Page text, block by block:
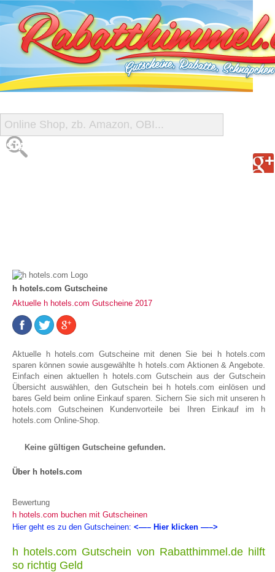
START
h hotels.com Gutscheine
Aktuelle h hotels.com Gutscheine 2017
Aktuelle h hotels.com Gutscheine mit denen Sie bei h hotels.com
sparen können sowie ausgewählte h hotels.com Aktionen & Angebote.
Einfach einen aktuellen h hotels.com Gutschein aus der Gutschein
Übersicht auswählen, den Gutschein bei h hotels.com einlösen und
bares Geld beim online Einkauf sparen. Sichern Sie sich mit unseren h
hotels.com Gutscheinen Kundenvorteile bei Ihren Einkauf im h
hotels.com Online-Shop.
Keine gültigen Gutscheine gefunden.
Über h hotels.com
Bewertung
h hotels.com buchen mit Gutscheinen
Hier geht es zu den Gutscheinen: <—– Hier klicken —–>
h hotels.com Gutschein von Rabatthimmel.de hilft
so richtig Geld